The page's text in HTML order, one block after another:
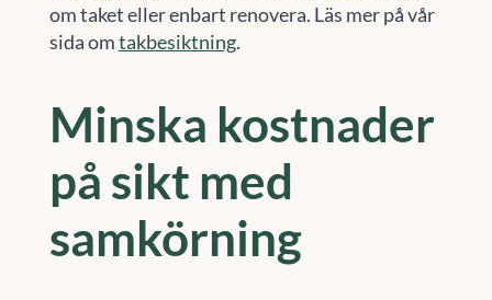
om taket eller enbart renovera. Läs mer på vår
sida omtakbesiktning.
Minska kostnader
på sikt med
samkörning